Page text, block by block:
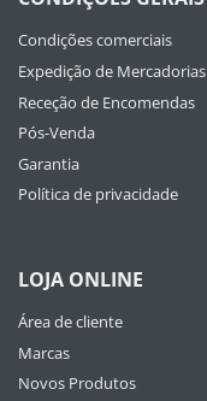
Condições comerciais
Expedição de Mercadorias
Receção de Encomendas
Pós-Venda
Garantia
Política de privacidade
LOJA ONLINE
Área de cliente
Marcas
Novos Produtos